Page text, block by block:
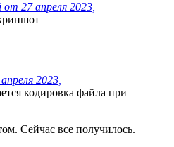
27 апреля 2023,
2023,
кодировка файла при
Сейчас все получилось.